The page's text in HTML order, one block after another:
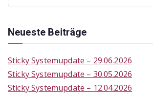
Neueste Beiträge
Sticky Systemupdate – 29.06.2026
Sticky Systemupdate – 30.05.2026
Sticky Systemupdate – 12.04.2026